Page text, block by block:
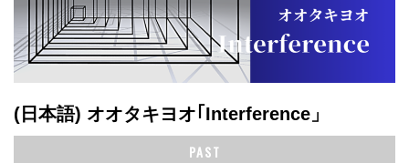
(日本語) オオタキヨオ｢Interference」
PAST